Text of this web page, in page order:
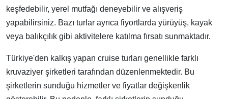
keşfedebilir, yerel mutfağı deneyebilir ve alışveriş
yapabilirsiniz. Bazı turlar ayrıca fiyortlarda yürüyüş, kayak
veya balıkçılık gibi aktivitelere katılma fırsatı sunmaktadır.
Türkiye'den kalkış yapan cruise turları genellikle farklı
kruvaziyer şirketleri tarafından düzenlenmektedir. Bu
şirketlerin sunduğu hizmetler ve fiyatlar değişkenlik